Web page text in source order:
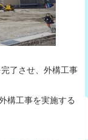
了させ、外構工事
事を実施する